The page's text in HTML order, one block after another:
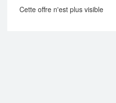
Cette offre n'est plus visible